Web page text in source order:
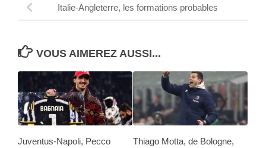
Italie-Angleterre, les formations probables
VOUS AIMEREZ AUSSI...
Juventus-Napoli, Pecco
Thiago Motta, de Bologne,